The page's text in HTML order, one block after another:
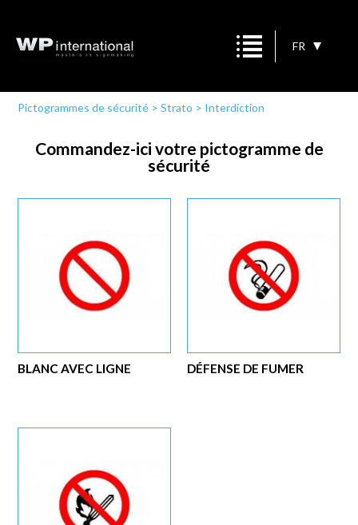
FR
Pictogrammes de sécurité >Strato > Interdiction
Commandez-ici votre pictogramme de
sécurité
BLANC AVEC LIGNE DÉFENSE DE FUMER